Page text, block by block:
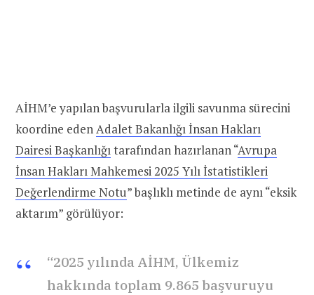
AİHM’e yapılan başvurularla ilgili savunma sürecini
koordine edenAdalet Bakanlığı İnsan Hakları
Dairesi Başkanlığıtarafından hazırlanan “Avrupa
İnsan Hakları Mahkemesi 2025 Yılı İstatistikleri
Değerlendirme Notu” başlıklı metinde de aynı “eksik
aktarım” görülüyor:
“2025 yılında AİHM, Ülkemiz
hakkında toplam 9.865 başvuruyu